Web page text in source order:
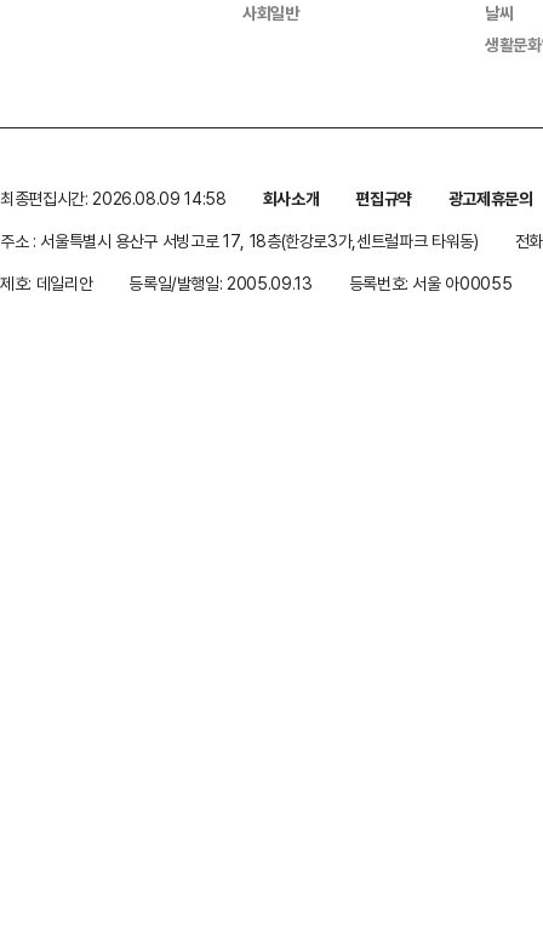
사회일반
날씨
생활문
최종편집시간: 2026.08.09 14:58 회사소개 편집규약
광고제휴문의
주소 : 서울특별시 용산구 서빙고로 17, 18층(한강로3가,센트럴파크 타워동)
전
제호: 데일리안
등록일/발행일: 2005.09.13 등록번호: 서울 아00055